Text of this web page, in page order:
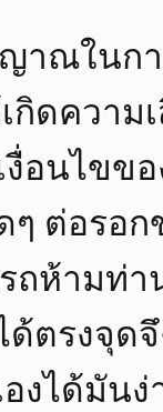
ณในกา
กิดความ
อนไขข
ๆ ต่อรอ
ถห้ามท่
ตรงจุดจึ
องได้มัน